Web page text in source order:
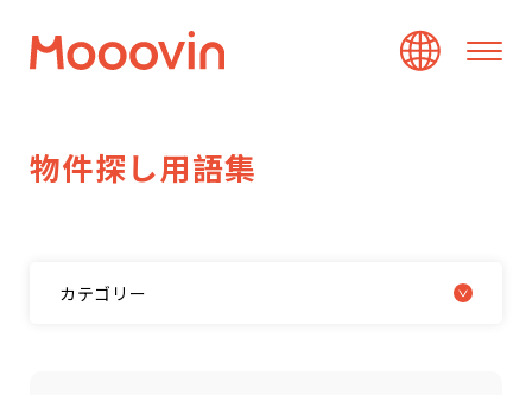
物件探し用語集
カテゴリー